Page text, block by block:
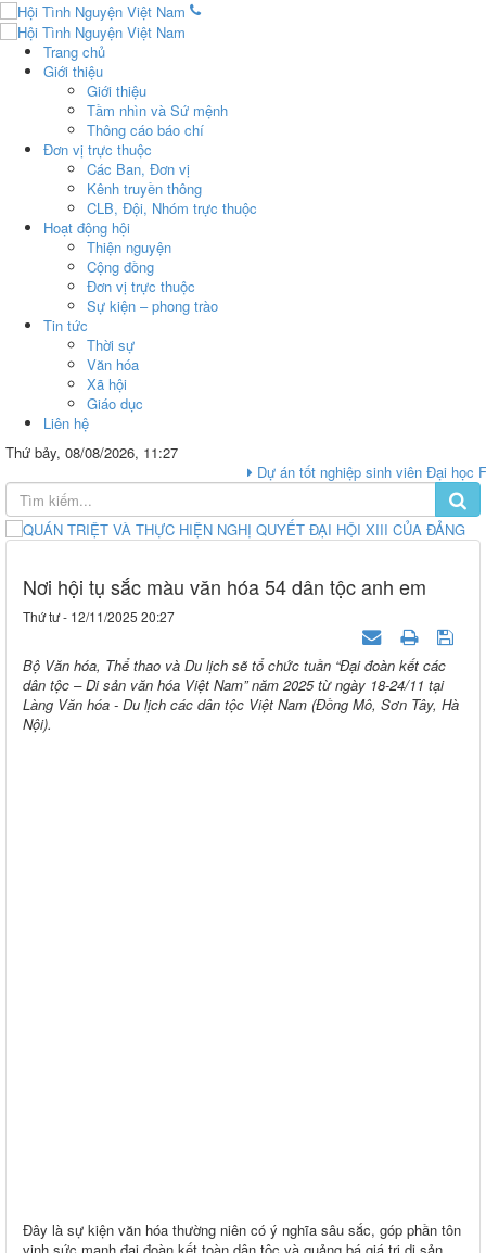
Trang chủ
Giới thiệu
Giới thiệu
Tầm nhìn và Sứ mệnh
Thông cáo báo chí
Đơn vị trực thuộc
Các Ban, Đơn vị
Kênh truyền thông
CLB, Đội, Nhóm trực thuộc
Hoạt động hội
Thiện nguyện
Cộng đồng
Đơn vị trực thuộc
Sự kiện – phong trào
Tin tức
Thời sự
Văn hóa
Xã hội
Giáo dục
Liên hệ
Thứ bảy, 08/08/2026, 11:27
Dự án tốt nghiệp sinh viên Đại học FPT
Nơi hội tụ sắc màu văn hóa 54 dân tộc anh em
Thứ tư - 12/11/2025 20:27
Bộ Văn hóa, Thể thao và Du lịch sẽ tổ chức tuần “Đại đoàn kết các
dân tộc – Di sản văn hóa Việt Nam” năm 2025 từ ngày 18-24/11 tại
Làng Văn hóa - Du lịch các dân tộc Việt Nam (Đồng Mô, Sơn Tây, Hà
Nội).
Đây là sự kiện văn hóa thường niên có ý nghĩa sâu sắc, góp phần tôn